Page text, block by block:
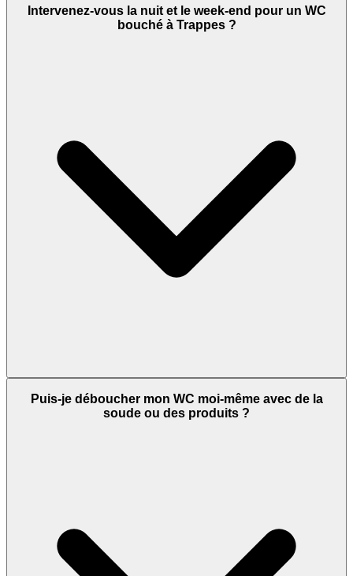
Intervenez-vous la nuit et le week-end pour un WC
bouché à Trappes ?
Puis-je déboucher mon WC moi-même avec de la
soude ou des produits ?